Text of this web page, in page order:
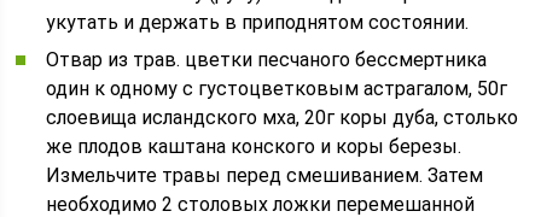
укутать и держать в приподнятом состоянии.
Отвар из трав. цветки песчаного бессмертника
один к одному с густоцветковым астрагалом, 50г
слоевища исландского мха, 20г коры дуба, столько
же плодов каштана конского и коры березы.
Измельчите травы перед смешиванием. Затем
необходимо 2 столовых ложки перемешанной